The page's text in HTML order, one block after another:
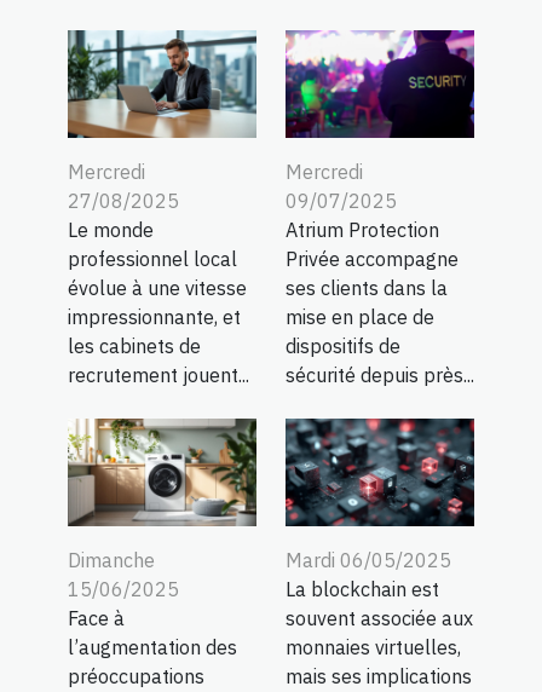
Mercredi
27/08/2025
Le monde
professionnel local
évolue à une vitesse
impressionnante, et
les cabinets de
recrutement jouent...
Mercredi
09/07/2025
Atrium Protection
Privée accompagne
ses clients dans la
mise en place de
dispositifs de
sécurité depuis près...
Dimanche
15/06/2025
Face à
l’augmentation des
préoccupations
Mardi 06/05/2025
La blockchain est
souvent associée aux
monnaies virtuelles,
mais ses implications